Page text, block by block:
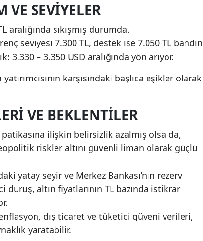
VE SEVIYELER
aralığında sıkışmış durumda.
seviyesi 7.300 TL, destek ise 7.050 TL
3.330 – 3.350 USD aralığında yön arıyor.
karşısındaki başlıca eşikler
VE BEKLENTILER
ilişkin belirsizlik azalmış olsa da,
riskler altını güvenli liman olarak güçlü
yatay seyir ve Merkez Bankası’nın rezerv
duruş, altın fiyatlarının TL bazında istikrar
dış ticaret ve tüketici güveni verileri,
yaratabilir.